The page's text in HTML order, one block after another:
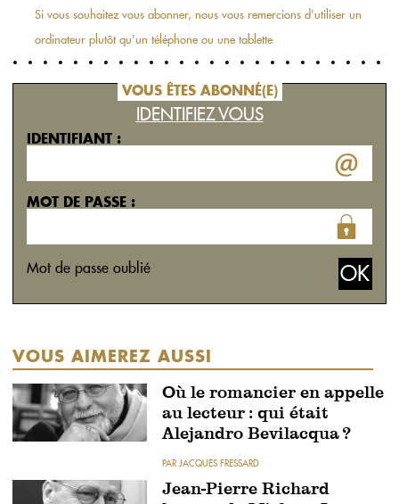
Si vous souhaitez vous abonner, nous vous remercions d'utiliser un
ordinateur plutôt qu'un téléphone ou une tablette
VOUS ÊTES ABONNÉ(E)
IDENTIFIEZ VOUS
IDENTIFIANT :
MOT DE PASSE :
Mot de passe oublié
VOUS AIMEREZ AUSSI
Où le romancier en appelle
au lecteur : qui était
Alejandro Bevilacqua ?
PAR JACQUES FRESSARD
Jean-Pierre Richard